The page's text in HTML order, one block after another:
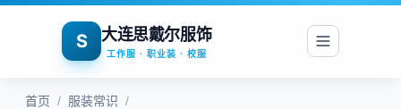
S 大连思戴尔服饰
工作服 · 职业装 · 校服
首页 / 服装常识 /